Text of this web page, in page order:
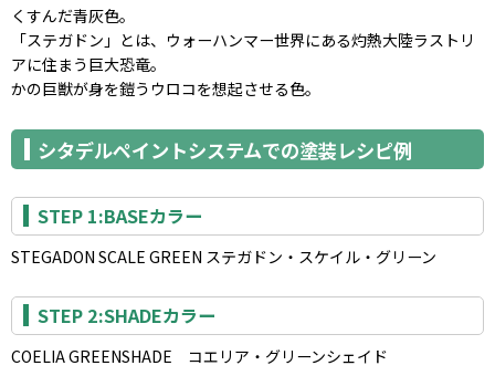
くすんだ青灰色。
「ステガドン」とは、ウォーハンマー世界にある灼熱大陸ラストリ
アに住まう巨大恐竜。
かの巨獣が身を鎧うウロコを想起させる色。
シタデルペイントシステムでの塗装レシピ例
STEP 1:BASEカラー
STEGADON SCALE GREEN ステガドン・スケイル・グリーン
STEP 2:SHADEカラー
COELIA GREENSHADE コエリア・グリーンシェイド